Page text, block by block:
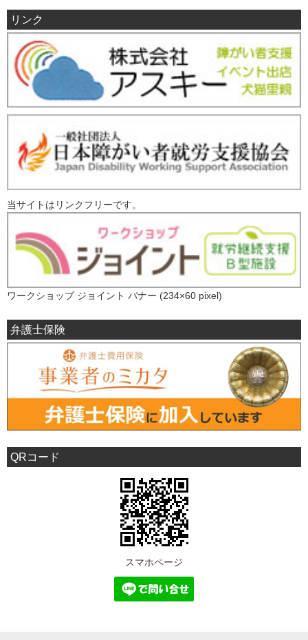
リンク
当サイトはリンクフリーです。
ワークショップ ジョイント バナー (234×60 pixel)
弁護士保険
QRコード
スマホページ